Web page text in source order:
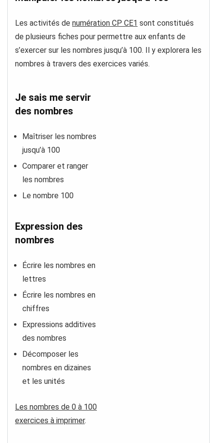
Les activités de numération CP CE1 sont constitués
de plusieurs fiches pour permettre aux enfants de
s’exercer sur les nombres jusqu’à 100. Il y explorera les
nombres à travers des exercices variés.
Je sais me servir
des nombres
Maîtriser les nombres
jusqu’à 100
Comparer et ranger
les nombres
Le nombre 100
Expression des
nombres
Écrire les nombres en
lettres
Écrire les nombres en
chiffres
Expressions additives
des nombres
Décomposer les
nombres en dizaines
et les unités
Les nombres de 0 à 100
exercices à imprimer.